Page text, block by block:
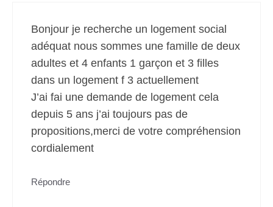
Bonjour je recherche un logement social
adéquat nous sommes une famille de deux
adultes et 4 enfants 1 garçon et 3 filles
dans un logement f 3 actuellement
J’ai fai une demande de logement cela
depuis 5 ans j’ai toujours pas de
propositions,merci de votre compréhension
cordialement
Répondre